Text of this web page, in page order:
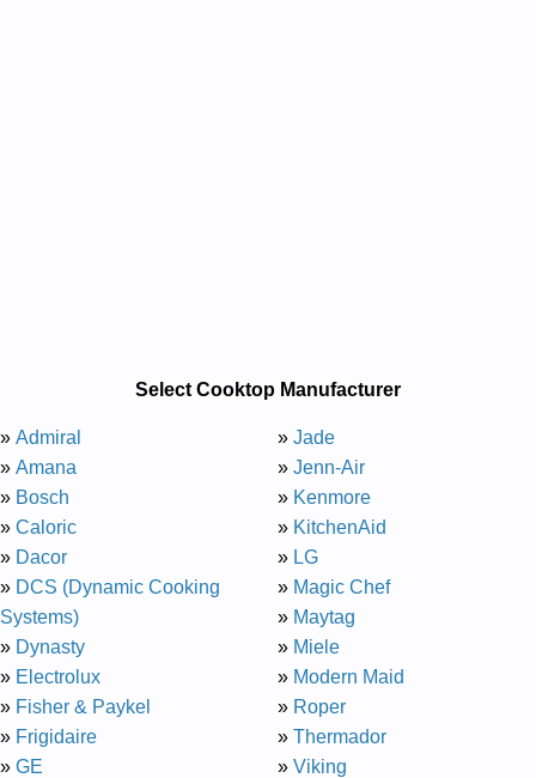
Select Cooktop Manufacturer
» Admiral
» Amana
» Bosch
» Caloric
» Dacor
» DCS (Dynamic Cooking
Systems)
» Dynasty
» Electrolux
» Fisher & Paykel
» Frigidaire
» GE
» Jade
» Jenn-Air
» Kenmore
» KitchenAid
» LG
» Magic Chef
» Maytag
» Miele
» Modern Maid
» Roper
» Thermador
» Viking